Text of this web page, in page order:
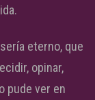
eterno, que
opinar,
pude ver en